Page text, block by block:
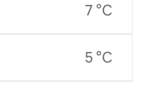
7 °C
5 °C